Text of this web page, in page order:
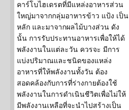
คาร์โบไฮเดรตที่มีแหล่งอาหารส่วน
ใหญ่มาจากกลุ่มอาหารข้าว แป้ง เป็น
หลัก และมาจากผลไม้บางส่วน ดัง
นั้น การรับประทานอาหารเพื่อให้ได้
พลังงานในแต่ละวัน ควรจะ มีการ
แบ่งปริมาณและชนิดของแหล่ง
อาหารที่ให้พลังงานทั้งวัน ต้อง
สอดคล้องกับการที่ร่างกายต้องใช้
พลังงานในการดำเนินชีวิตเพื่อไม่ให้
มีพลังงานเหลือที่จะนำไปสร้างเป็น